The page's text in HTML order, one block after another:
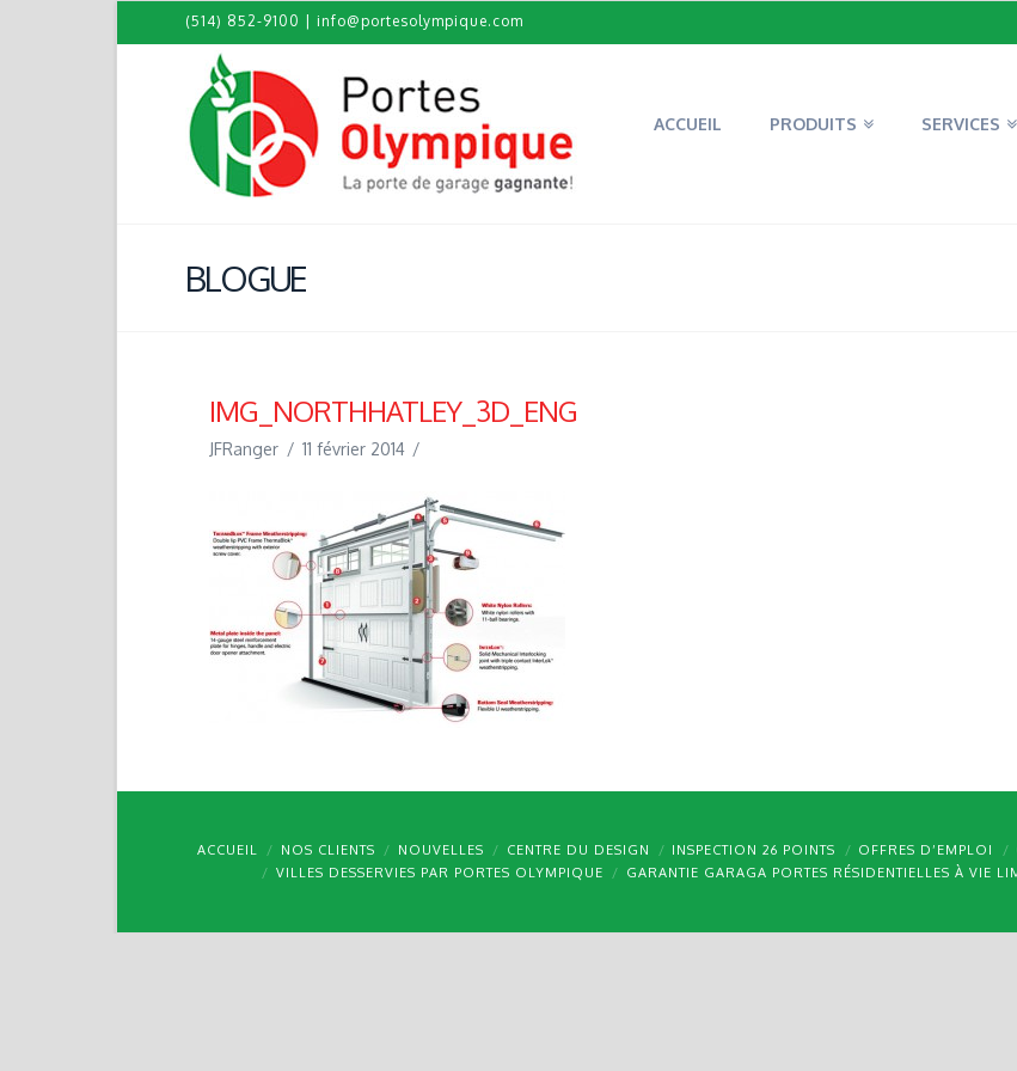
(514) 852-9100 info@portesolympique.com
ACCUEIL PRODUITS SERVICES
BLOGUE
IMG_NORTHHATLEY_3D_ENG
JFRanger 11 février 2014
ACCUEIL NOS CLIENTS NOUVELLES CENTRE DU DESIGN INSPECTION 26 POINTS OFFRES D’EMPLOI
VILLES DESSERVIES PAR PORTES OLYMPIQUE
GARANTIE GARAGA PORTES RÉSIDENTIELLES À VIE